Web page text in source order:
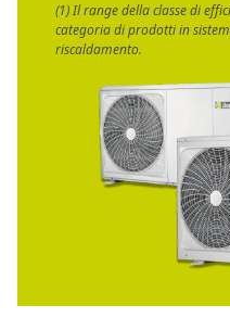
(1) Il range della classe di
categoria di prodotti in
riscaldamento.